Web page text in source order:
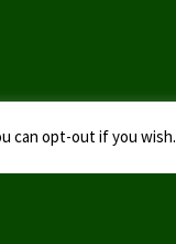
can opt-out if you wish.